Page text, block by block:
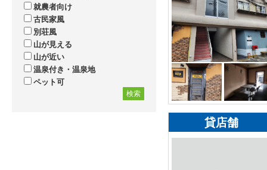
就農者向け
古民家風
別荘風
山が見える
山が近い
温泉付き・温泉地
ペット可
検索
貸店舗